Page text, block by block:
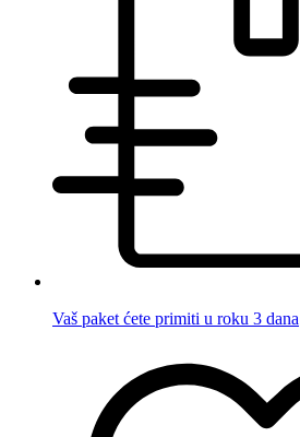
Vaš paket ćete primiti u roku 3 dana